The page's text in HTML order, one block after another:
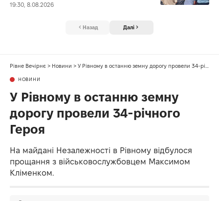
19:30, 8.08.2026
Назад Далі
Рівне Вечірнє > Новини > У Рівному в останню земну дорогу провели 34-річного Героя
НОВИНИ
У Рівному в останню земну
дорогу провели 34-річного
Героя
На майдані Незалежності в Рівному відбулося
прощання з військовослужбовцем Максимом
Кліменком.